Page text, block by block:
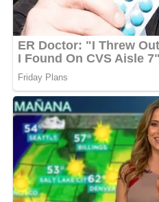
5/5 (1 Bewertung)